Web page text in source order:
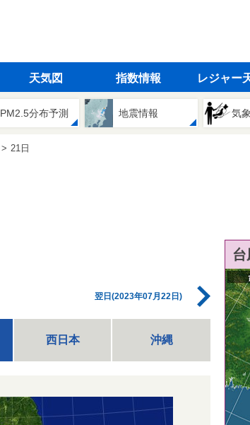
天気図 指数情報 レジャー
PM2.5分布予測 地震情報 気
21日
翌日(2023年07月22日)
西日本 沖縄